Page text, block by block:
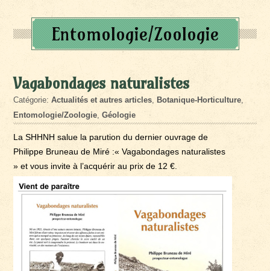
Entomologie/Zoologie
Vagabondages naturalistes
Catégorie:Actualités et autres articles, Botanique-Horticulture,
Entomologie/Zoologie,Géologie
La SHHNH salue la parution du dernier ouvrage de
Philippe Bruneau de Miré :« Vagabondages naturalistes
» et vous invite à l’acquérir au prix de 12 €.